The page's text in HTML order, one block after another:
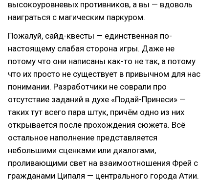
высокоуровневых противников, а вы — вдоволь
наиграться с магическим паркуром.
Пожалуй, сайд-квесты — единственная по-
настоящему слабая сторона игры. Даже не
потому что они написаны как-то не так, а потому
что их просто не существует в привычном для нас
понимании. Разработчики не соврали про
отсутствие заданий в духе «Подай-Принеси» —
таких тут всего пара штук, причём одно из них
открывается после прохождения сюжета. Всё
остальное наполнение представляется
небольшими сценками или диалогами,
проливающими свет на взаимоотношения Фрей с
гражданами Ципаля — центрального города Атии.